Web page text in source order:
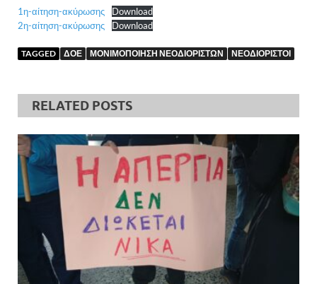
1η-αίτηση-ακύρωσης
Download
2η-αίτηση-ακύρωσης
Download
TAGGED ΔΟΕ ΜΟΝΙΜΟΠΟΙΗΣΗ ΝΕΟΔΙΟΡΙΣΤΩΝ ΝΕΟΔΙΟΡΙΣΤΟΙ
RELATED POSTS